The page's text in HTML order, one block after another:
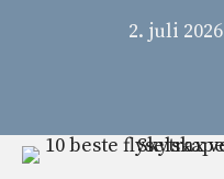
2. juli 2026